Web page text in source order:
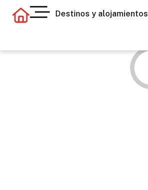
Destinos y alojamientos